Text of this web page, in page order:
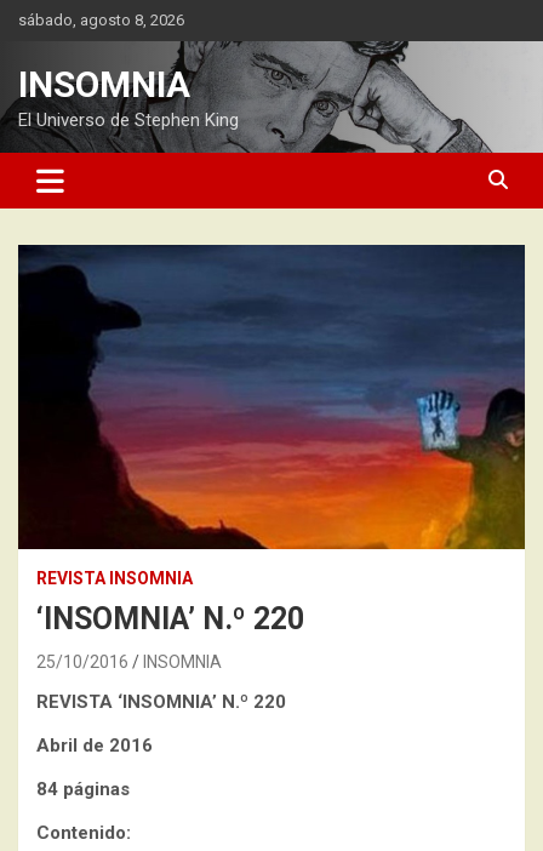
Saltarsábado, agosto 8, 2026
INSOMNIA
El Universo de Stephen King
REVISTA INSOMNIA
‘INSOMNIA’ N.º 220
25/10/2016 INSOMNIA
REVISTA ‘INSOMNIA’ N.º 220
Abril de 2016
84 páginas
Contenido: